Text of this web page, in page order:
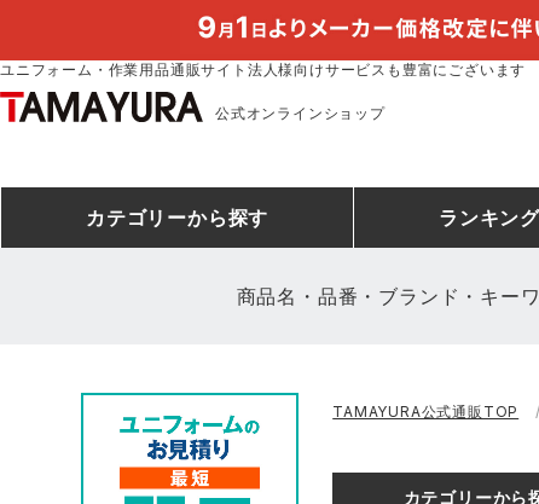
ユニフォーム・作業用品通販サイト法人様向けサービスも豊富にございます
公式オンラインショップ
カテゴリーから探す
防寒着
ランキン
ミズノ安全靴ランキング
アイズフロンティア
農作業服
商品名・品番・ブランド・キー
TAMAYURA公式通販TOP
カテゴリーから